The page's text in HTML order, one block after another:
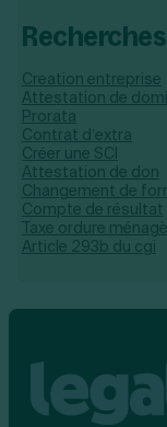
Creation entreprise
Attestation de
Prorata
Contrat d’extra
Créer une SCI
Attestation de don
Changement de
Compte de résultat
Taxe ordure
Article 293b du cgi